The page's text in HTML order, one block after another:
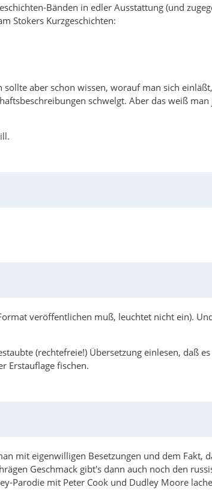
Bänden in edler Ausstattung (und
Stokers Kurzgeschichten:
aber schon wissen, worauf man sich
schwelgt. Aber das weiß
veröffentlichen muß, leuchtet nicht ein).
(rechtefreie!) Übersetzung einlesen, daß
Erstauflage fischen.
mit eigenwilligen Besetzungen und dem Fakt,
Geschmack gibt's dann auch noch den
Parodie mit Peter Cook und Dudley Moore